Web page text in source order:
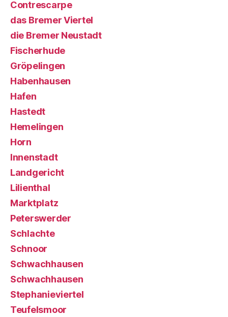
Contrescarpe
das Bremer Viertel
die Bremer Neustadt
Fischerhude
Gröpelingen
Habenhausen
Hafen
Hastedt
Hemelingen
Horn
Innenstadt
Landgericht
Lilienthal
Marktplatz
Peterswerder
Schlachte
Schnoor
Schwachhausen
Schwachhausen
Stephanieviertel
Teufelsmoor